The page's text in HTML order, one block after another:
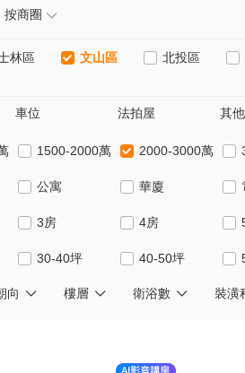
按商圈
林區 文山區 北投區
車位 法拍屋 其他
1500-2000萬 2000-3000萬
公寓 華廈
3房 4房
30-40坪 40-50坪
向 樓層 衛浴數 裝潢